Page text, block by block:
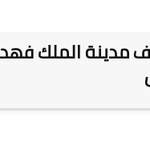
مدينة الملك فهد